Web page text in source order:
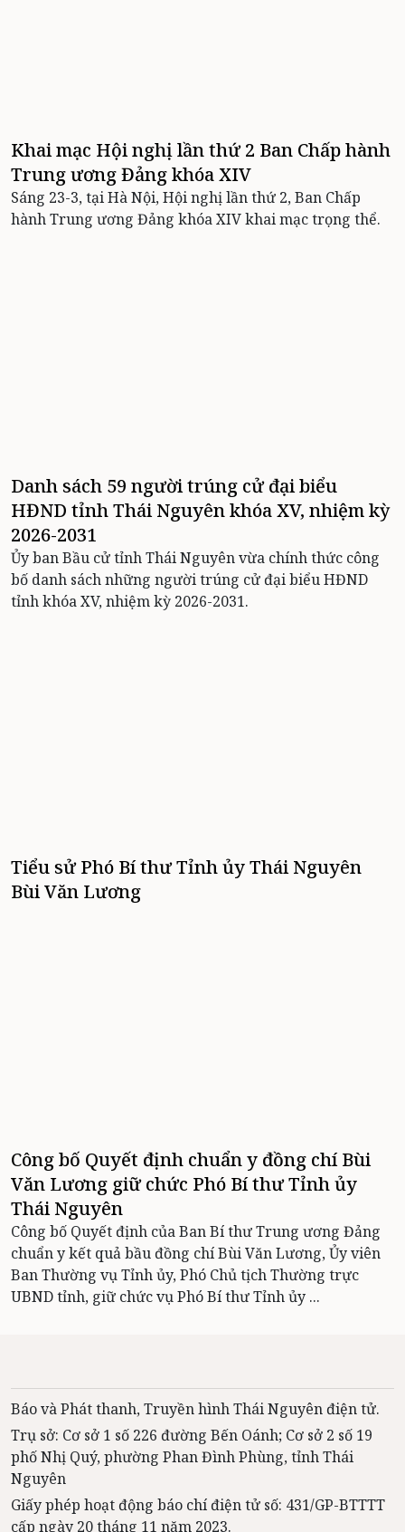
Khai mạc Hội nghị lần thứ 2 Ban Chấp hành
Trung ương Đảng khóa XIV
Sáng 23-3, tại Hà Nội, Hội nghị lần thứ 2, Ban Chấp
hành Trung ương Đảng khóa XIV khai mạc trọng thể.
Danh sách 59 người trúng cử đại biểu
HĐND tỉnh Thái Nguyên khóa XV, nhiệm kỳ
2026-2031
Ủy ban Bầu cử tỉnh Thái Nguyên vừa chính thức công
bố danh sách những người trúng cử đại biểu HĐND
tỉnh khóa XV, nhiệm kỳ 2026-2031.
Tiểu sử Phó Bí thư Tỉnh ủy Thái Nguyên
Bùi Văn Lương
Công bố Quyết định chuẩn y đồng chí Bùi
Văn Lương giữ chức Phó Bí thư Tỉnh ủy
Thái Nguyên
Công bố Quyết định của Ban Bí thư Trung ương Đảng
chuẩn y kết quả bầu đồng chí Bùi Văn Lương, Ủy viên
Ban Thường vụ Tỉnh ủy, Phó Chủ tịch Thường trực
UBND tỉnh, giữ chức vụ Phó Bí thư Tỉnh ủy ...
Báo và Phát thanh, Truyền hình Thái Nguyên điện tử.
Trụ sở: Cơ sở 1 số 226 đường Bến Oánh; Cơ sở 2 số 19
phố Nhị Quý, phường Phan Đình Phùng, tỉnh Thái
Nguyên
Giấy phép hoạt động báo chí điện tử số: 431/GP-BTTTT
cấp ngày 20 tháng 11 năm 2023.